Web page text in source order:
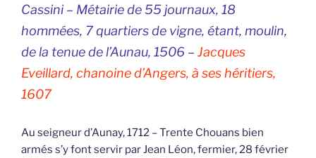
Cassini – Métairie de 55 journaux, 18
hommées, 7 quartiers de vigne, étant, moulin,
de la tenue de l’Aunau, 1506 – Jacques
Eveillard, chanoine d’Angers, à ses héritiers,
1607
Au seigneur d’Aunay, 1712 – Trente Chouans bien
armés s’y font servir par Jean Léon, fermier, 28 février